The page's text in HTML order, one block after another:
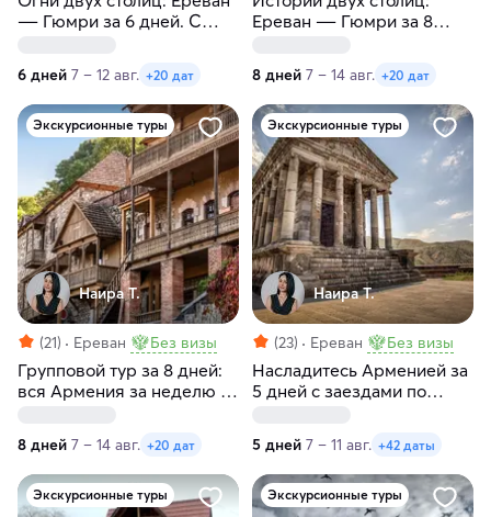
― Гюмри за 6 дней. С
средам
6 дней 7 – 12 авг. +20 дат
Ереван ― Гюмри за 8
пятницам
8 дней 7 – 14 авг. +20 дат
Экскурсионные туры
Наира Т.
(21) Ереван Без визы
Групповой тур за 8 дней:
вся Армения за неделю с
8 дней 7 – 14 авг. +20 дат
Экскурсионные туры
Наира Т.
(23) Ереван Без визы
Насладитесь Арменией за
5 дней с заездами по
5 дней 7 – 11 авг. +42 даты
Экскурсионные туры Экскурсионные туры